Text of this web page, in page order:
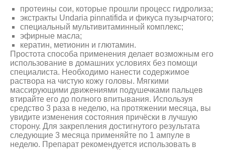
протеины сои, которые прошли процесс гидролиза;
экстракты Undaria pinnatifida и фикуса пузырчатого;
специальный мультивитаминный комплекс;
эфирные масла;
кератин, метионин и глютамин.
Простота способа применения делает возможным его
использование в домашних условиях без помощи
специалиста. Необходимо нанести содержимое
раствора на чистую кожу головы. Мягкими
массирующими движениями подушечками пальцев
втирайте его до полного впитывания. Используя
средство 3 раза в неделю, на протяжении месяца, вы
увидите изменения состояния причёски в лучшую
сторону. Для закрепления достигнутого результата
следующие 3 месяца применяйте по 1 ампуле в
неделю. Препарат рекомендуется использовать в